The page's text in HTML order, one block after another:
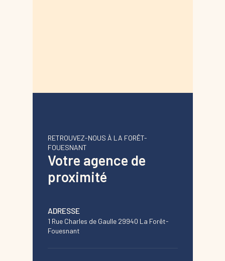
Votre agence de
proximité
RETROUVEZ-NOUS À LA FORÊT-
FOUESNANT
ADRESSE
1 Rue Charles de Gaulle 29940 La Forêt-
Fouesnant